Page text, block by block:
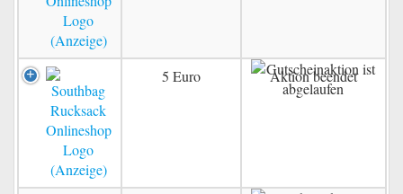
5 Euro Aktion beendet